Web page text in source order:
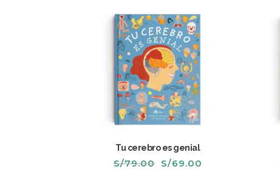
Tu cerebro es genial
S/79.00 El
S/69.00